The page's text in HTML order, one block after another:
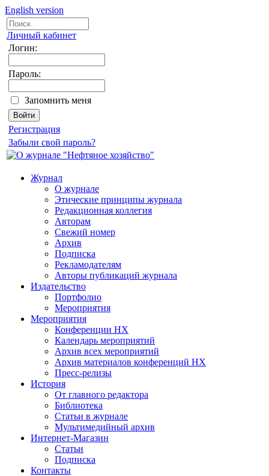
English version
Личный кабинет
Логин:
Пароль:
Запомнить меня
Регистрация
Забыли свой пароль?
Журнал
О журнале
Этические принципы журнала
Редакционная коллегия
Авторам
Свежий номер
Архив
Подписка
Рекламодателям
Авторы публикаций журнала
Издательство
Портфолио
Мероприятия
Мероприятия
Конференции НХ
Календарь мероприятий
Архив всех мероприятий
Архив материалов конференций НХ
Пресс-релизы
История
От главного редактора
Библиотека
Статьи в журнале
Мультимедийный архив
Интернет-Магазин
Статьи
Подписка
Контакты